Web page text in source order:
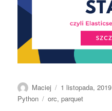
Autor
Maciej
Data
publikacji
1 listopada, 2019
Python
Tagi
orc,parquet